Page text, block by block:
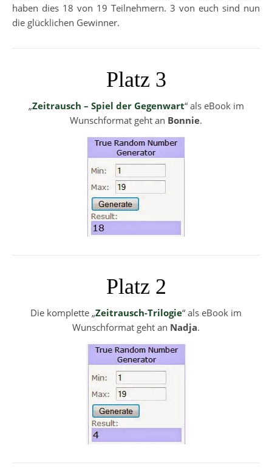
haben dies 18 von 19 Teilnehmern. 3 von euch sind nun
die glücklichen Gewinner.
Platz 3
„Zeitrausch – Spiel der Gegenwart“ als eBook im
Wunschformat geht an Bonnie.
Platz 2
Die komplette „Zeitrausch-Trilogie“ als eBook im
Wunschformat geht an Nadja.